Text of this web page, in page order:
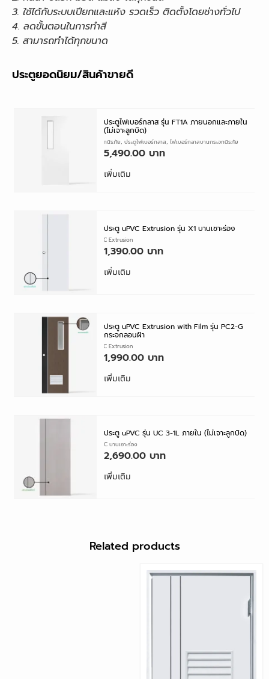
3. ใช้ได้กับระบบเปียกและแห้ง รวดเร็ว ติดตั้งโดยช่างทั่วไป
4. ลดขั้นตอนในการทำสี
5. สามารถทำได้ทุกขนาด
ประตูยอดนิยม/สินค้าขายดี
ประตูกระจกนิรภัย, ประตูไฟเบอร์กลาส, ไฟเบอร์กลาสบานกระจกนิรภัย
ประตูไฟเบอร์กลาส รุ่น FT1A ภายนอกและภายใน
(ไม่เจาะลูกบิด)
5,490.00
เพิ่มเติม
ประตู uPVC Extrusion
ประตู uPVC Extrusion รุ่น X1 บานเซาะร่อง
1,390.00
เพิ่มเติม
ประตู uPVC Extrusion
ประตู uPVC Extrusion with Film รุ่น PC2-G
กระจกลอนฝ้า
1,990.00
เพิ่มเติม
ประตู UPVC บานเซาะร่อง
ประตู uPVC รุ่น UC 3-1L ภายใน (ไม่เจาะลูกบิด)
2,690.00
เพิ่มเติม
Related products